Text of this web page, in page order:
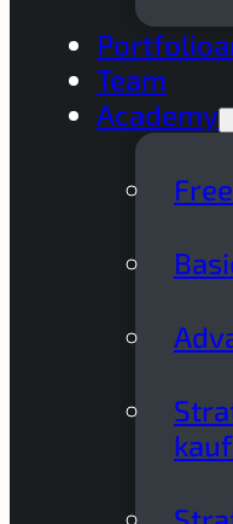
Team
Academy
Free